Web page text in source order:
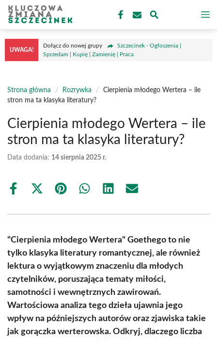
Przejdź
treści
UWAGA!
Dołącz do nowej grupy
Szczecinek - Ogłoszenia |
Sprzedam | Kupię | Zamienię | Praca
Strona główna / Rozrywka /
Cierpienia młodego Wertera – ile
stron ma ta klasyka literatury?
Cierpienia młodego Wertera – ile
stron ma ta klasyka literatury?
Data dodania: 14 sierpnia 2025 r.
Share
Share
(Twitter)
Share Share Share Share
"Cierpienia młodego Wertera" Goethego to nie
tylko klasyka literatury romantycznej, ale również
lektura o wyjątkowym znaczeniu dla młodych
czytelników, poruszająca tematy miłości,
samotności i wewnętrznych zawirowań.
Wartościowa analiza tego dzieła ujawnia jego
wpływ na późniejszych autorów oraz zjawiska takie
jak gorączka werterowska. Odkryj, dlaczego liczba